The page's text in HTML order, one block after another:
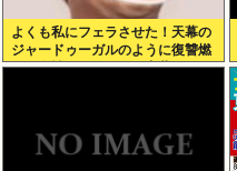
よくも私にフェラさせた！天幕の
ジャードゥーガルのように復讐燃
える女性。ジャンポケ斎藤2500万